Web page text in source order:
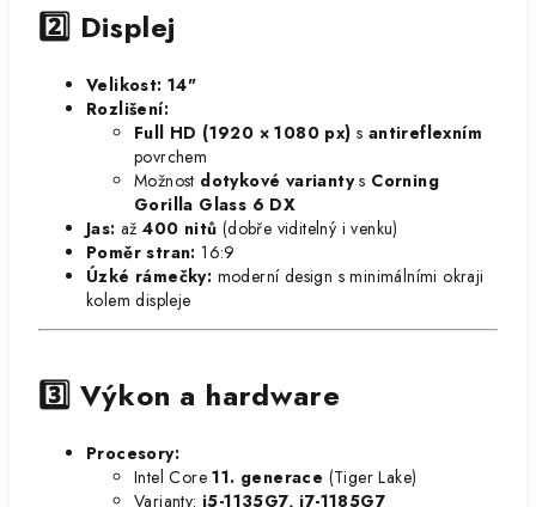
2️⃣ Displej
Velikost: 14"
Rozlišení:
Full HD (1920 × 1080 px) s antireflexním
povrchem
Možnost dotykové variantys Corning
Gorilla Glass 6 DX
Jas: až400 nitů (dobře viditelný i venku)
Poměr stran: 16:9
Úzké rámečky: moderní design s minimálními okraji
kolem displeje
3️⃣ Výkon a hardware
Procesory:
Intel Core11. generace (Tiger Lake)
Varianty: i5-1135G7, i7-1185G7